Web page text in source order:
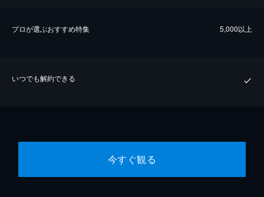
プロが選ぶおすすめ特集 5,000以上
いつでも解約できる
今すぐ観る